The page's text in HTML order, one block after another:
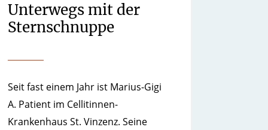
Unterwegs mit der
Sternschnuppe
Seit fast einem Jahr ist Marius-Gigi
A. Patient im Cellitinnen-
Krankenhaus St. Vinzenz. Seine